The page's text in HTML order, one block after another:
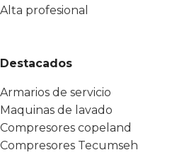
Alta profesional
Destacados
Armarios de servicio
Maquinas de lavado
Compresores copeland
Compresores Tecumseh